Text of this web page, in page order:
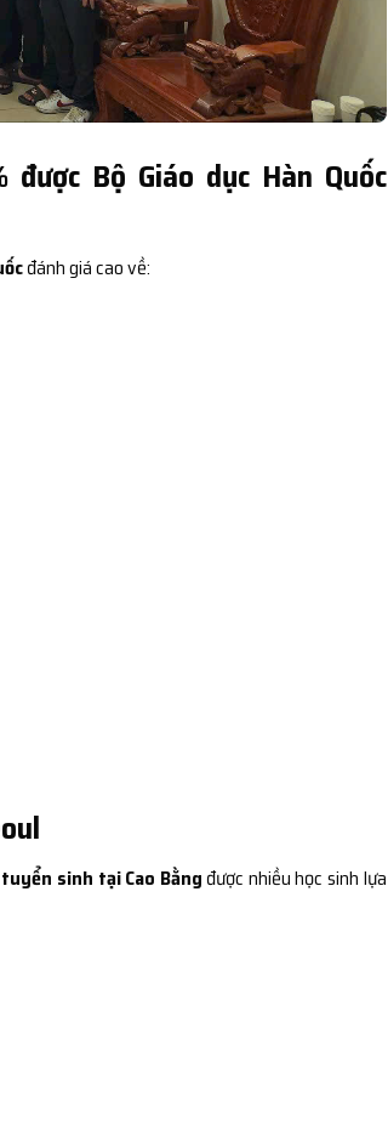
Bộ Giáo dục Hàn Quốc
đánh giá cao về:
sinh tại Cao Bằngđược nhiều học sinh lựa